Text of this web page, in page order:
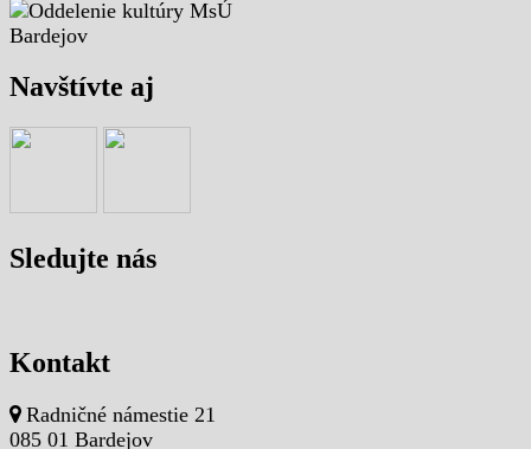
Navštívte aj
Sledujte nás
Kontakt
Radničné námestie 21
085 01 Bardejov